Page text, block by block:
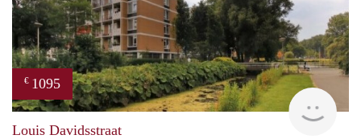
€ 1095
Louis Davidsstraat